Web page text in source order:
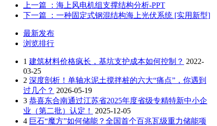
上一篇
：海上风电机组支撑结构分析-PPT
下一篇
：一种固定式钢混结构海上光伏系统 [实用新型]
最新发布
浏览排行
1 建筑材料价格疯长，基坑支护成本如何控制？ 2022-
03-25
2 深度剖析！单轴水泥土搅拌桩的六大“痛点”，你遇到
过几个？ 2026-05-19
3 恭喜东合南通过江苏省2025年度省级专精特新中小企
业（第二批）认定！
2025-12-05
4 巨石“魔方”如何储能？全国首个百兆瓦级重力储能项